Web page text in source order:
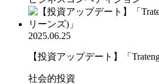
2025.06.25
【投資アップデート】「
社会的投資